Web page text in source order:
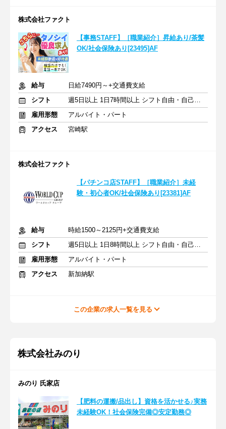
株式会社ファクト
【事務STAFF】［職業紹介］昇給あり/茶髪
OK/社会保険あり[23495]AF
給与
日給7490円～+交通費支給
シフト
週5日以上 1日7時間以上 シフト自由・自己申告
雇用形態
アルバイト・パート
アクセス
宮崎駅
株式会社ファクト
【パチンコ店STAFF】［職業紹介］未経
験・初心者OK/社会保険あり[23381]AF
給与
時給1500～2125円+交通費支給
シフト
週5日以上 1日8時間以上 シフト自由・自己申告
雇用形態
アルバイト・パート
アクセス
新加納駅
この企業の求人一覧を見る
株式会社みのり
みのり 氏家店
【肥料の運搬/品出し】資格を活かせる♪実務
未経験OK！社会保険完備◎安定勤務◎